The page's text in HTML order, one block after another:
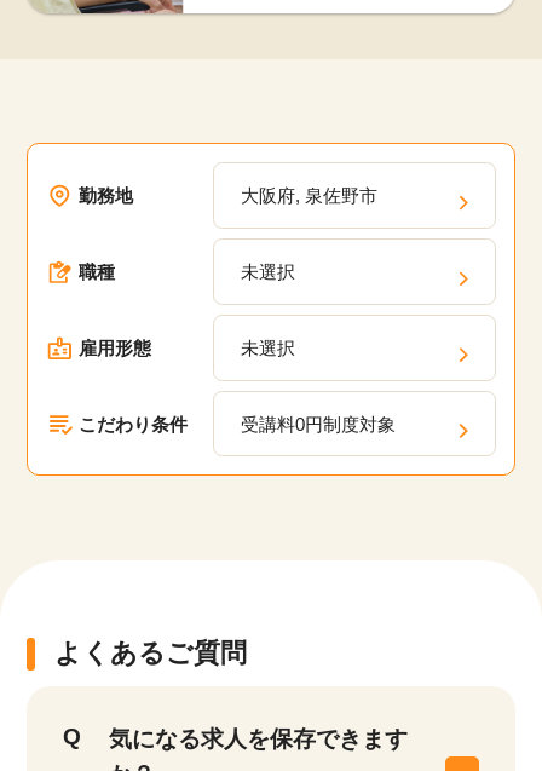
勤務地 大阪府, 泉佐野市
職種 未選択
雇用形態 未選択
こだわり条件 受講料0円制度対象
よくあるご質問
気になる求人を保存できます